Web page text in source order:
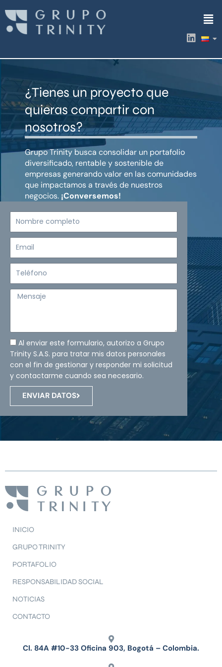
contenido
L
i
k
i
¿Tienes un proyecto que
quieras compartir con
nosotros?
Grupo Trinity busca consolidar un portafolio
diversificado, rentable y sostenible de
empresas generando valor en las comunidades
que impactamos a través de nuestros
negocios. ¡Conversemos!
Mensaje
Al enviar este formulario, autorizo a Grupo
Trinity S.A.S. para tratar mis datos personales
con el fin de gestionar y responder mi solicitud
y contactarme cuando sea necesario.
ENVIAR DATOS
INICIO
GRUPO TRINITY
PORTAFOLIO
RESPONSABILIDAD SOCIAL
NOTICIAS
CONTACTO
Cl. 84A #10-33 Oficina 903, Bogotá – Colombia.